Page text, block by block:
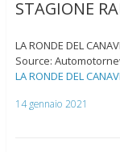
STAGIONE
LA RONDE DEL
Source:
LA RONDE DEL
14 gennaio 2021